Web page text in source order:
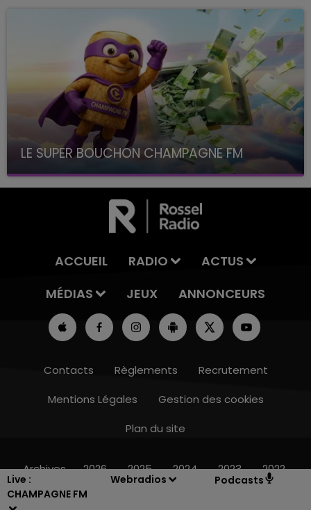
Live :
CHAMPAGNE FM
Webradios Podcasts
LE SUPER BOUCHON CHAMPAGNE FM
avec La Famille Champagne FM, à 8H10
ACCUEIL RADIO
ACTUS
MÉDIAS
JEUX ANNONCEURS
Contacts Règlements
Recrutement
Mentions Légales
Gestion des cookies
Plan du site
Archives 2026 2025 2024 2023 2022